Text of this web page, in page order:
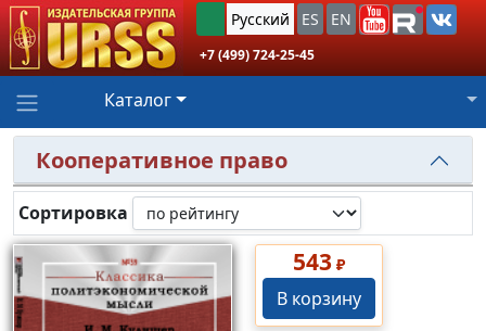
Русский ES EN
+7 (499) 724-25-45
Каталог
Кооперативное право
Сортировка
543₽
В корзину